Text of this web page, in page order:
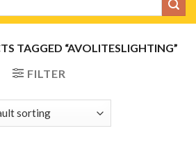
TAGGED “AVOLITESLIGHTING”
FILTER